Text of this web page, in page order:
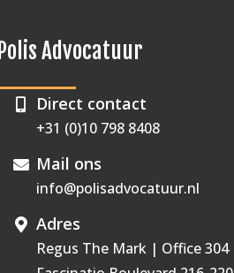
Polis Advocatuur
Direct contact
+31 (0)10 798 8408
Mail ons
info@polisadvocatuur.nl
Adres
Regus The Mark | Office 304